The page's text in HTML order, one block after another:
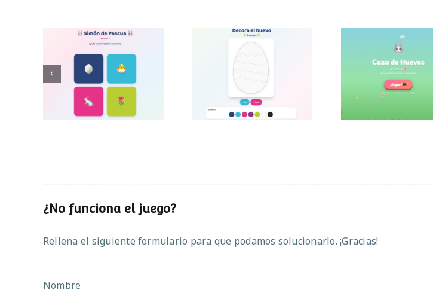
Simon de Pascua
Decora el huevo de
Pascua
Caza de huevos
¿No funciona el juego?
Rellena el siguiente formulario para que podamos solucionarlo. ¡Gracias!
Nombre